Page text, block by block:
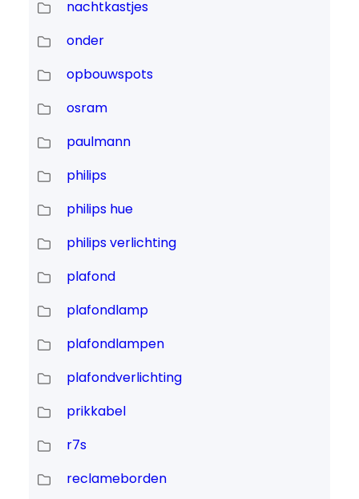
nachtkastjes
onder
opbouwspots
osram
paulmann
philips
philips hue
philips verlichting
plafond
plafondlamp
plafondlampen
plafondverlichting
prikkabel
r7s
reclameborden